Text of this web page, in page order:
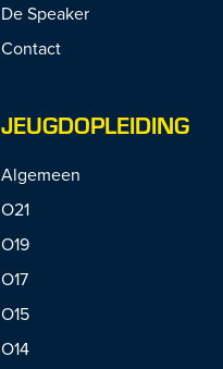
De Speaker
Contact
JEUGDOPLEIDING
Algemeen
O21
O19
O17
O15
O14